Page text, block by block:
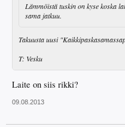
Lämmöistä tuskin on kyse koska
sama jatkuu.
Takuusta uusi
T: Vesku
Laite on siis rikki?
09.08.2013